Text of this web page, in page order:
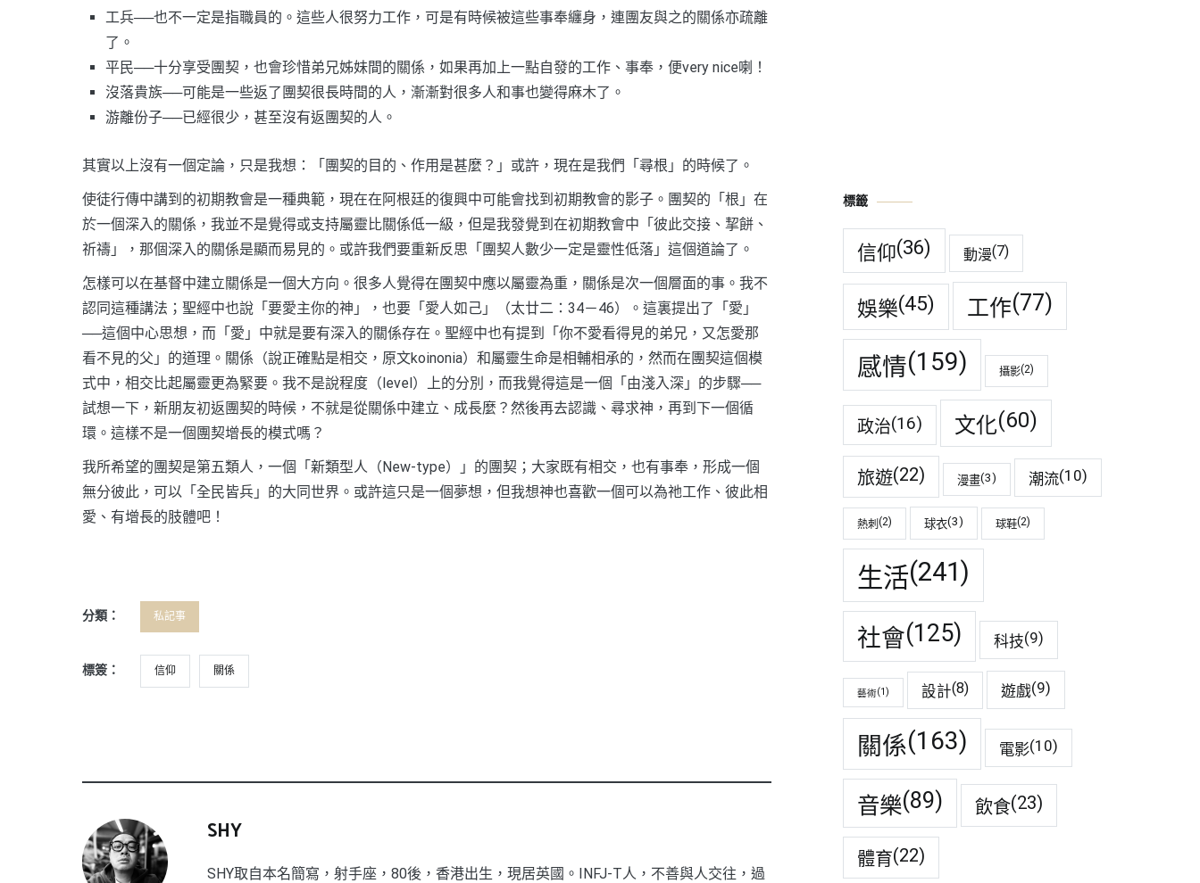
工兵──也不一定是指職員的。這些人很努力工作，可是有時候被這些事奉纏身，連團友與之的關係亦疏離
了。
平民──十分享受團契，也會珍惜弟兄姊妹間的關係，如果再加上一點自發的工作、事奉，便very nice喇！
沒落貴族──可能是一些返了團契很長時間的人，漸漸對很多人和事也變得麻木了。
游離份子──已經很少，甚至沒有返團契的人。
其實以上沒有一個定論，只是我想：「團契的目的、作用是甚麼？」或許，現在是我們「尋根」的時候了。
使徒行傳中講到的初期教會是一種典範，現在在阿根廷的復興中可能會找到初期教會的影子。團契的「根」在
於一個深入的關係，我並不是覺得或支持屬靈比關係低一級，但是我發覺到在初期教會中「彼此交接、挈餅、
祈禱」，那個深入的關係是顯而易見的。或許我們要重新反思「團契人數少一定是靈性低落」這個道論了。
怎樣可以在基督中建立關係是一個大方向。很多人覺得在團契中應以屬靈為重，關係是次一個層面的事。我不
認同這種講法；聖經中也說「要愛主你的神」，也要「愛人如己」（太廿二：34－46）。這裏提出了「愛」
──這個中心思想，而「愛」中就是要有深入的關係存在。聖經中也有提到「你不愛看得見的弟兄，又怎愛那
看不見的父」的道理。關係（說正確點是相交，原文koinonia）和屬靈生命是相輔相承的，然而在團契這個模
式中，相交比起屬靈更為緊要。我不是說程度（level）上的分別，而我覺得這是一個「由淺入深」的步驟──
試想一下，新朋友初返團契的時候，不就是從關係中建立、成長麼？然後再去認識、尋求神，再到下一個循
環。這樣不是一個團契增長的模式嗎？
我所希望的團契是第五類人，一個「新類型人（New-type）」的團契；大家既有相交，也有事奉，形成一個
無分彼此，可以「全民皆兵」的大同世界。或許這只是一個夢想，但我想神也喜歡一個可以為祂工作、彼此相
愛、有增長的肢體吧！
分類： 私記事
標簽： 信仰 關係
SHY
SHY取自本名簡寫，射手座，80後，香港出生，現居英國。INFJ-T人，不善與人交往，過
標籤
信仰(36) 動漫(7)
娛樂(45) 工作(77)
感情(159) 攝影(2)
政治(16) 文化(60)
旅遊(22) 漫畫(3) 潮流(10)
熱刺 (2) 球衣(3) 球鞋(2)
生活(241)
社會(125) 科技(9)
藝術(1) 設計(8) 遊戲(9)
關係(163) 電影(10)
音樂(89) 飲食(23)
體育(22)